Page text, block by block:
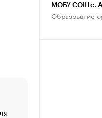
МОБУ СОШ с.
Образование